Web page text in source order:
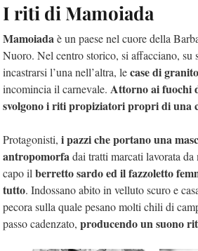
I riti di Mamoiada
Mamoiadaè un paese nel cuore della
Nuoro. Nel centro storico, si affacciano, su
incastrarsi l’una nell’altra, lecase di granito
incomincia il carnevale. Attorno ai fuochi
svolgono i riti propiziatori propri di una
Protagonisti, i pazzi che portano una
antropomorfadai tratti marcati lavorata
capo il berretto sardo ed il fazzoletto
tutto. Indossano abito in velluto scuro e
pecora sulla quale pesano molti chili di
passo cadenzato, producendo un suono